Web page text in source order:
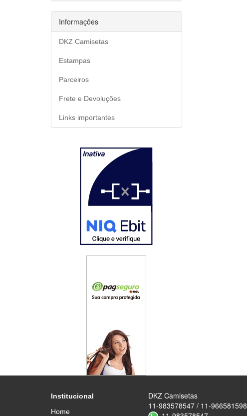
Informações
DKZ Camisetas
Estampas
Parceiros
Frete e Devoluções
Links importantes
Institucional
Home
DKZ Camisetas
11-983578547 / 11-966581598